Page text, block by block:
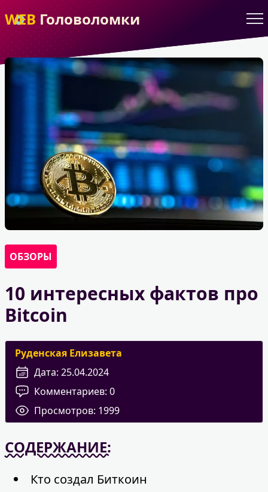
WEBГоловоломки
ОБЗОРЫ
10 интересных фактов про
Bitcoin
Руденская Елизавета
Дата: 25.04.2024
Комментариев: 0
Просмотров: 1999
СОДЕРЖАНИЕ:
Кто создал Биткоин